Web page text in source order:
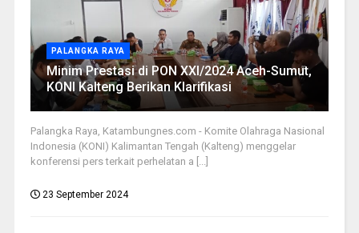
PALANGKA RAYA
Minim Prestasi di PON XXI/2024 Aceh-Sumut,
KONI Kalteng Berikan Klarifikasi
Palangka Raya, Katambungnes.com - Komite Olahraga Nasional
Indonesia (KONI) Kalimantan Tengah (Kalteng) menggelar
konferensi pers terkait perhelatan a [...]
23 September 2024